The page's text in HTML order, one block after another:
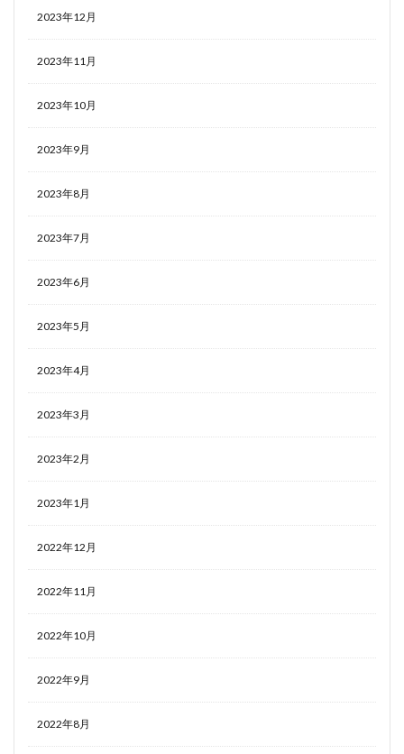
2023年12月
2023年11月
2023年10月
2023年9月
2023年8月
2023年7月
2023年6月
2023年5月
2023年4月
2023年3月
2023年2月
2023年1月
2022年12月
2022年11月
2022年10月
2022年9月
2022年8月